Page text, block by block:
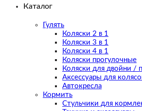
Каталог
Гулять
Коляски 2 в 1
Коляски 3 в 1
Коляски 4 в 1
Коляски прогулочные
Коляски для двойни /
Аксессуары для
Автокресла
Кормить
Стульчики для